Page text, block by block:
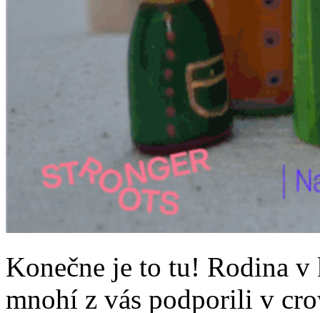
Konečne je to tu! Rodina
mnohí z vás podporili v